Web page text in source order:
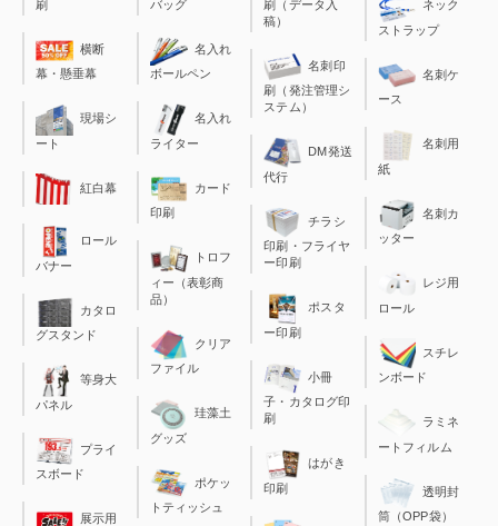
刷
横断
幕・懸垂幕
現場シ
ート
紅白幕
ロール
バナー
カタロ
グスタンド
等身大
パネル
プライ
スボード
展示用
バッグ
名入れ
ボールペン
名入れ
ライター
カード
印刷
トロフ
ィー（表彰商
品）
クリア
ファイル
珪藻土
グッズ
ポケッ
トティッシュ
刷（データ入
稿）
名刺印
刷（発注管理シ
ステム）
DM発送
代行
チラシ
印刷・フライヤ
ー印刷
ポスタ
ー印刷
小冊
子・カタログ印
刷
はがき
印刷
ネック
ストラップ
名刺ケ
ース
名刺用
紙
名刺カ
ッター
レジ用
ロール
スチレ
ンボード
ラミネ
ートフィルム
透明封
筒（OPP袋）